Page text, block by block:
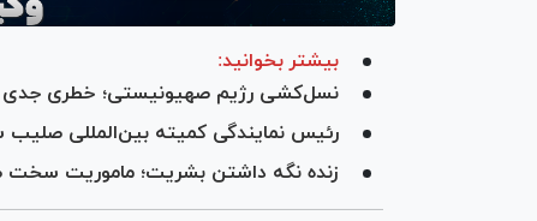
بیشتر بخوانید:
نسل‌کشی رژیم صهیونیستی؛ خطری جدی
رئیس نمایندگی کمیته بین‌المللی صلیب
زنده نگه داشتن بشریت؛ ماموریت سخت